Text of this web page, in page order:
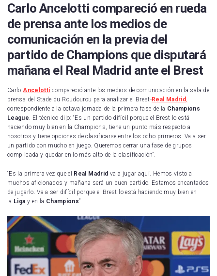
Carlo Ancelotti compareció en rueda
de prensa ante los medios de
comunicación en la previa del
partido de Champions que disputará
mañana el Real Madrid ante el Brest
Carlo Ancelotti compareció ante los medios de comunicación en la sala de
prensa del Stade du Roudourou para analizar el Brest-Real Madrid
correspondiente a la octava jornada de la primera fase de la Champions
League . El técnico dijo: “Es un partido difícil porque el Brest lo está
haciendo muy bien en la Champions, tiene un punto más respecto a
nosotros y tiene opciones de clasificarse entre los ocho primeros. Va a ser
un partido con mucho en juego. Queremos cerrar una fase de grupos
complicada y quedar en lo más alto de la clasificación”.
“Es la primera vez que el Real Madrid va a jugar aquí. Hemos visto a
muchos aficionados y mañana será un buen partido. Estamos encantados
de jugarlo. Va a ser difícil porque el Brest lo está haciendo muy bien en
la Liga y en la Champions”.